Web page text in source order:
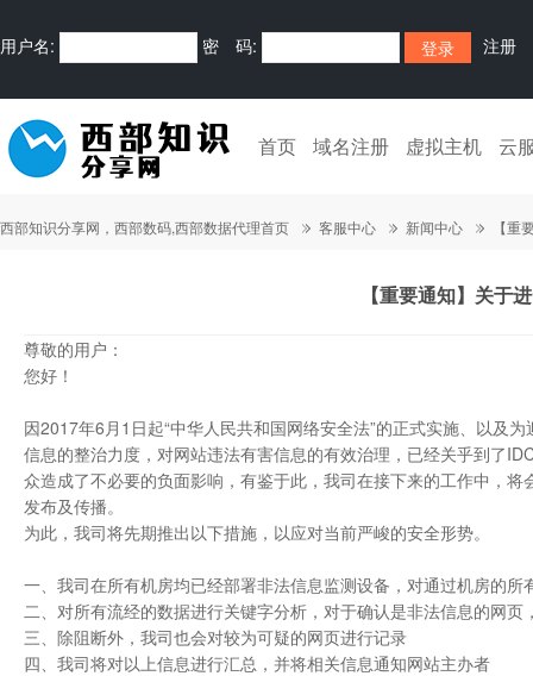
用户名: 密 码: 注册
首页 域名注册 虚拟主机 云
西部知识分享网，西部数码,西部数据代理首页 客服中心 新闻中心 【重
【重要通知】关于
尊敬的用户：
您好！
因2017年6月1日起“中华人民共和国网络安全法”的正式实施、以及
信息的整治力度，对网站违法有害信息的有效治理，已经关乎到了
众造成了不必要的负面影响，有鉴于此，我司在接下来的工作中，
发布及传播。
为此，我司将先期推出以下措施，以应对当前严峻的安全形势。
一、我司在所有机房均已经部署非法信息监测设备，对通过机房的所
二、对所有流经的数据进行关键字分析，对于确认是非法信息的网页
三、除阻断外，我司也会对较为可疑的网页进行记录
四、我司将对以上信息进行汇总，并将相关信息通知网站主办者